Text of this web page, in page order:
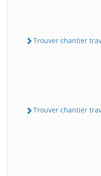
Trouver chantier
Trouver chantier